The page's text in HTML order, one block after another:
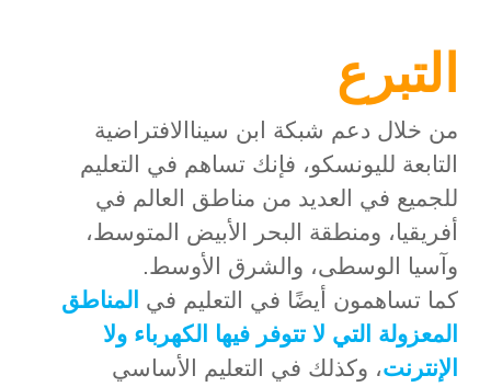
التبرع
من خلال دعم شبكة ابن سينا ​​الافتراضية
التابعة لليونسكو، فإنك تساهم في التعليم
للجميع في العديد من مناطق العالم في
أفريقيا، ومنطقة البحر الأبيض المتوسط،
وآسيا الوسطى، والشرق الأوسط.
كما تساهمون أيضًا في التعليم في المناطق
المعزولة التي لا تتوفر فيها الكهرباء ولا
الإنترنت، وكذلك في التعليم الأساسي